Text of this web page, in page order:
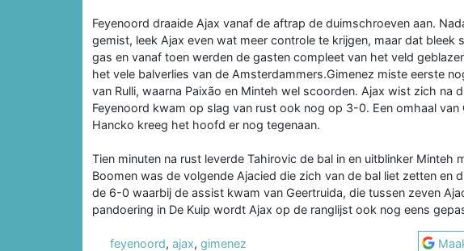
Feyenoord draaide Ajax vanaf de aftrap de duimschroeven aan.
gemist, leek Ajax even wat meer controle te krijgen, maar dat bleek
gas en vanaf toen werden de gasten compleet van het veld
het vele balverlies van de Amsterdammers.Gimenez miste eerste
van Rulli, waarna Paixão en Minteh wel scoorden. Ajax wist zich na
Feyenoord kwam op slag van rust ook nog op 3-0. Een omhaal van
Hancko kreeg het hoofd er nog tegenaan.
Tien minuten na rust leverde Tahirovic de bal in en uitblinker Minteh
Boomen was de volgende Ajacied die zich van de bal liet zetten en
de 6-0 waarbij de assist kwam van Geertruida, die tussen zeven
pandoering in De Kuip wordt Ajax op de ranglijst ook nog eens
feyenoord, ajax, gimenez